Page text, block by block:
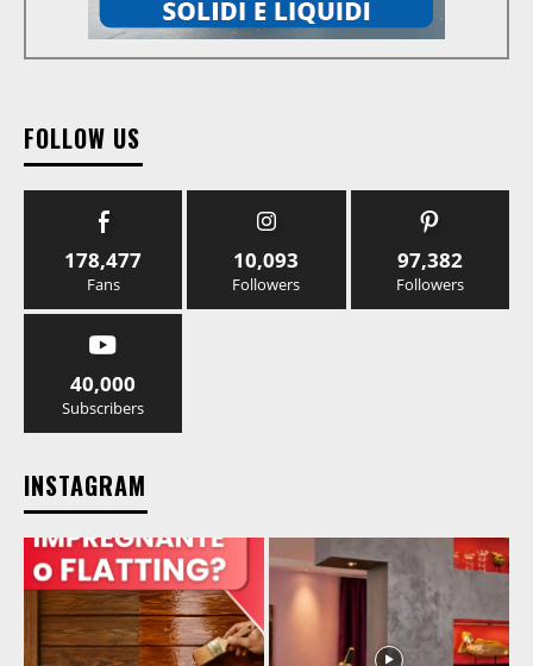
FOLLOW US
178,477
Fans
10,093
Followers
97,382
Followers
40,000
Subscribers
INSTAGRAM